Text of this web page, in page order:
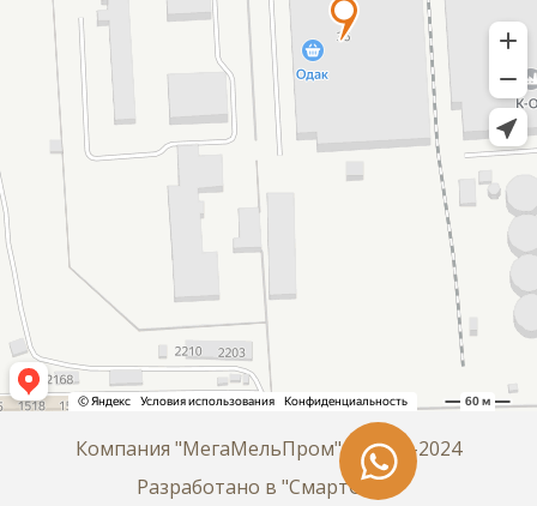
Компания "МегаМельПром" © 2021-2024
Разработано в "СмартСайт"